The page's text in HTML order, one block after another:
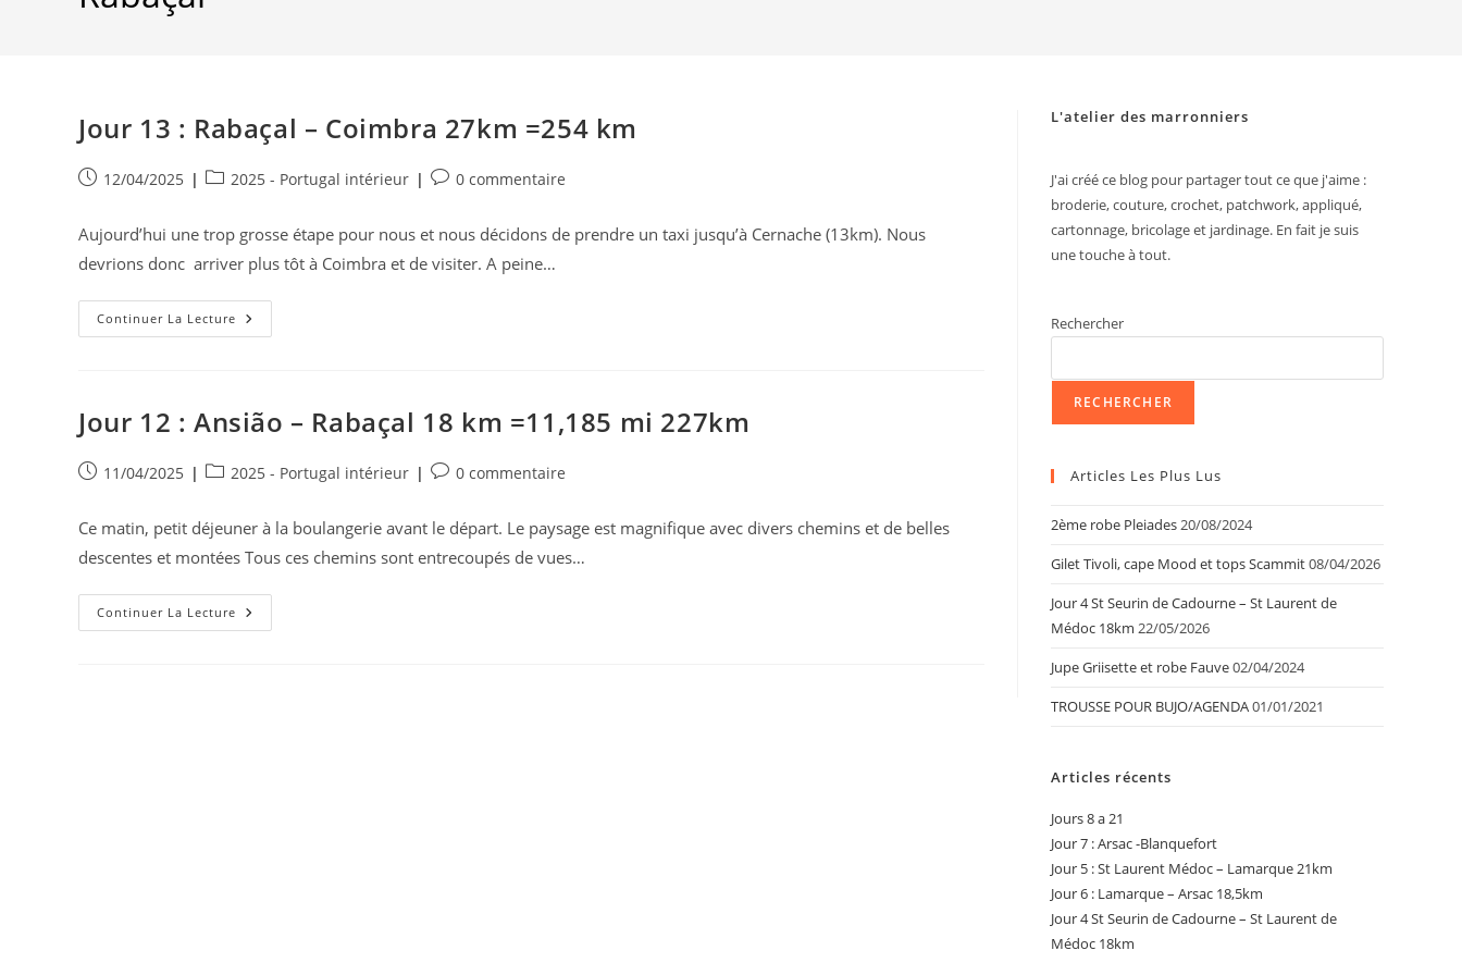
Jour 13 : Rabaçal – Coimbra 27km =254 km
Publication
12/04/2025
Post2025 - Portugal intérieur
Commentaires
publication :
0 commentaire
Aujourd’hui une trop grosse étape pour nous et nous décidons de prendre un taxi jusqu’à Cernache (13km). Nous
devrions donc arriver plus tôt à Coimbra et de visiter. A peine…
Continuer La Lecture Jour
13
27km
=254
Jour 12 : Ansião – Rabaçal 18 km =11,185 mi 227km
Publication
11/04/2025
Post2025 - Portugal intérieur
Commentaires
la
publication :
0 commentaire
Ce matin, petit déjeuner à la boulangerie avant le départ. Le paysage est magnifique avec divers chemins et de belles
descentes et montées Tous ces chemins sont entrecoupés de vues…
Continuer La Lecture Jour
12
L'atelier des marronniers
J'ai créé ce blog pour partager tout ce que j'aime :
broderie, couture, crochet, patchwork, appliqué,
cartonnage, bricolage et jardinage. En fait je suis
une touche à tout.
Rechercher
RECHERCHER
Articles Les Plus Lus
2ème robe Pleiades20/08/2024
Gilet Tivoli, cape Mood et tops Scammit08/04/2026
Jour 4 St Seurin de Cadourne – St Laurent de
Médoc 18km 22/05/2026
Jupe Griisette et robe Fauve02/04/2024
TROUSSE POUR BUJO/AGENDA01/01/2021
Articles récents
Jours 8 a 21
Jour 7 : Arsac -Blanquefort
Jour 5 : St Laurent Médoc – Lamarque 21km
Jour 6 : Lamarque – Arsac 18,5km
Jour 4 St Seurin de Cadourne – St Laurent de
Médoc 18km